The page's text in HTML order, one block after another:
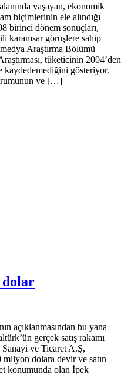
yaşayan, ekonomik
biçimlerinin ele alındığı
birinci dönem sonuçları,
karamsar görüşlere sahip
Araştırma Bölümü
tüketicinin 2004’den
gösteriyor.
ve […]
açıklanmasından bu yana
gerçek satış rakamı
ve Ticaret A.Ş,
dolara devir ve satın
konumunda olan İpek